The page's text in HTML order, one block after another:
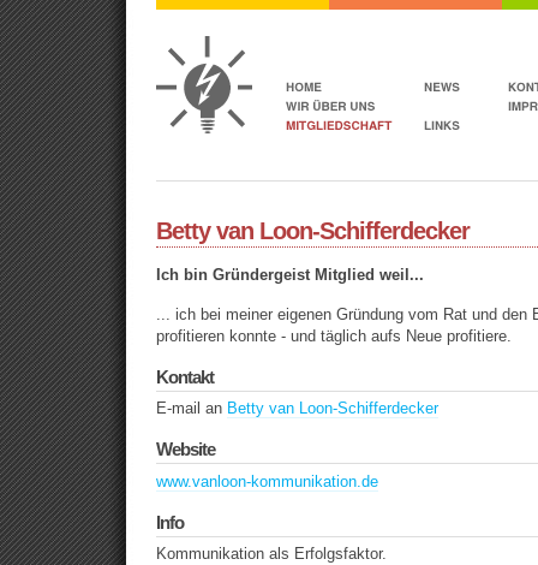
Betty van Loon-Schifferdecker
Ich bin Gründergeist Mitglied weil...
... ich bei meiner eigenen Gründung vom Rat und den
profitieren konnte - und täglich aufs Neue profitiere.
Kontakt
E-mail an Betty van Loon-Schifferdecker
Website
www.vanloon-kommunikation.de
Info
Kommunikation als Erfolgsfaktor.